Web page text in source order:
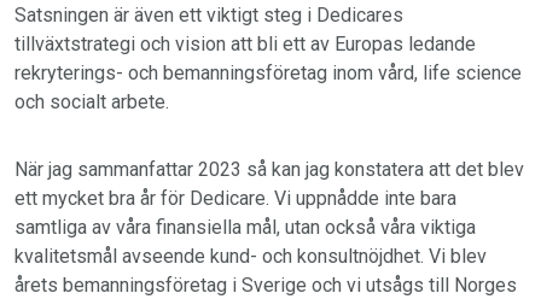
Satsningen är även ett viktigt steg i Dedicares
tillväxtstrategi och vision att bli ett av Europas ledande
rekryterings- och bemanningsföretag inom vård, life science
och socialt arbete.
När jag sammanfattar 2023 så kan jag konstatera att det blev
ett mycket bra år för Dedicare. Vi uppnådde inte bara
samtliga av våra finansiella mål, utan också våra viktiga
kvalitetsmål avseende kund- och konsultnöjdhet. Vi blev
årets bemanningsföretag i Sverige och vi utsågs till Norges